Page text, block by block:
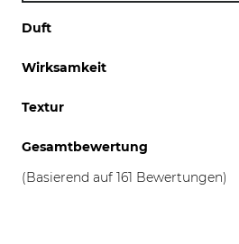
Duft
Wirksamkeit
Textur
Gesamtbewertung
(Basierend auf 161 Bewertungen)